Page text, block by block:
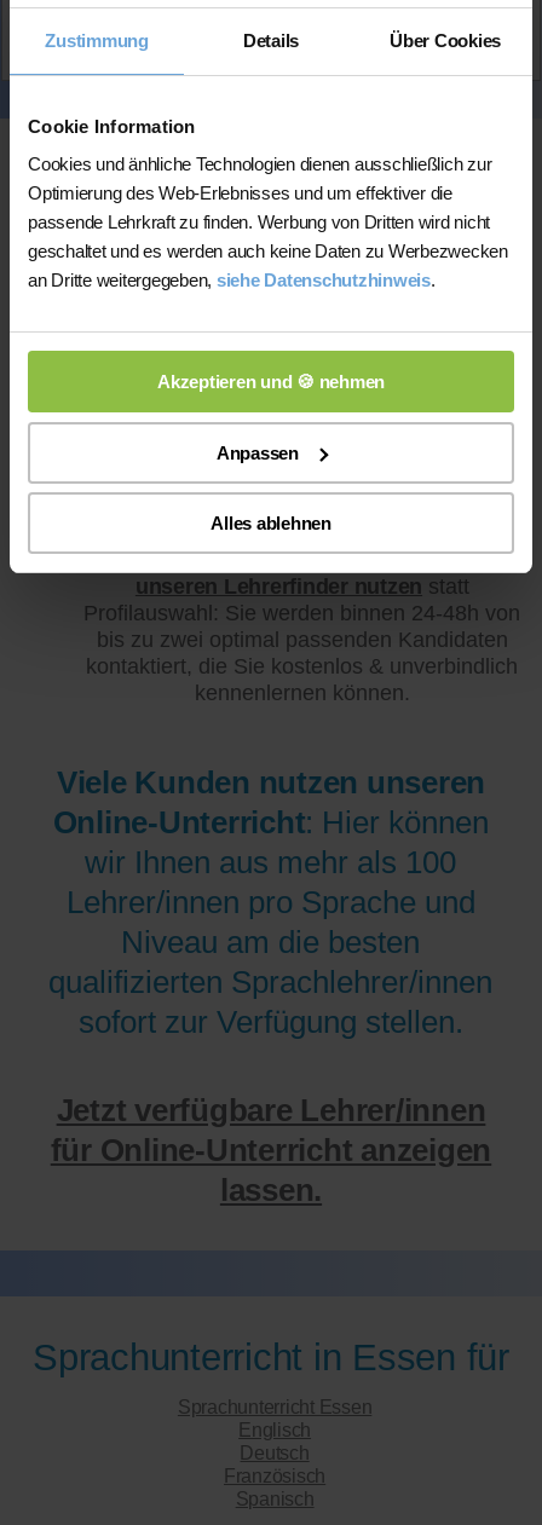
Zustimmung Details Über Cookies
Cookie Information
Cookies und änhliche Technologien dienen ausschließlich zur
Optimierung des Web-Erlebnisses und um effektiver die
passende Lehrkraft zu finden. Werbung von Dritten wird nicht
geschaltet und es werden auch keine Daten zu Werbezwecken
an Dritte weitergegeben, siehe Datenschutzhinweis.
Akzeptieren und 🍪 nehmen
Anpassen
Alles ablehnen
Online-Unterricht
Statt der Profilauswahl kostenlos hier
unseren Lehrerfinder nutzen statt
Profilauswahl: Sie werden binnen 24-48h von
bis zu zwei optimal passenden Kandidaten
kontaktiert, die Sie kostenlos & unverbindlich
kennenlernen können.
Viele Kunden nutzen unseren
Online-Unterricht: Hier können
wir Ihnen aus mehr als 100
Lehrer/innen pro Sprache und
Niveau am die besten
qualifizierten Sprachlehrer/innen
sofort zur Verfügung stellen.
Jetzt verfügbare Lehrer/innen
für Online-Unterricht anzeigen
lassen.
Sprachunterricht in Essen für
Sprachunterricht Essen
Englisch
Deutsch
Französisch
Spanisch